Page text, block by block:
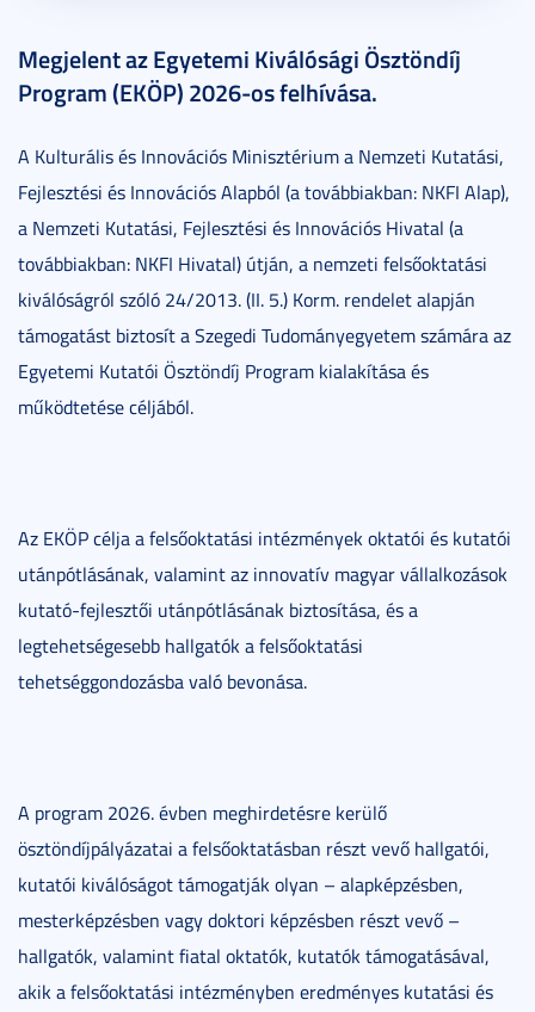
Megjelent az Egyetemi Kiválósági Ösztöndíj
Program (EKÖP) 2026-os felhívása.
A Kulturális és Innovációs Minisztérium a Nemzeti Kutatási,
Fejlesztési és Innovációs Alapból (a továbbiakban: NKFI Alap),
a Nemzeti Kutatási, Fejlesztési és Innovációs Hivatal (a
továbbiakban: NKFI Hivatal) útján, a nemzeti felsőoktatási
kiválóságról szóló 24/2013. (II. 5.) Korm. rendelet alapján
támogatást biztosít a Szegedi Tudományegyetem számára az
Egyetemi Kutatói Ösztöndíj Program kialakítása és
működtetése céljából.
Az EKÖP célja a felsőoktatási intézmények oktatói és kutatói
utánpótlásának, valamint az innovatív magyar vállalkozások
kutató-fejlesztői utánpótlásának biztosítása, és a
legtehetségesebb hallgatók a felsőoktatási
tehetséggondozásba való bevonása.
A program 2026. évben meghirdetésre kerülő
ösztöndíjpályázatai a felsőoktatásban részt vevő hallgatói,
kutatói kiválóságot támogatják olyan – alapképzésben,
mesterképzésben vagy doktori képzésben részt vevő –
hallgatók, valamint fiatal oktatók, kutatók támogatásával,
akik a felsőoktatási intézményben eredményes kutatási és